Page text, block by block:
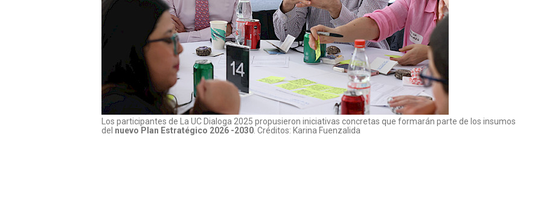
Los participantes de La UC Dialoga 2025 propusieron iniciativas concretas que formarán parte de los insumos
del nuevo Plan Estratégico 2026 -2030 . Créditos: Karina Fuenzalida